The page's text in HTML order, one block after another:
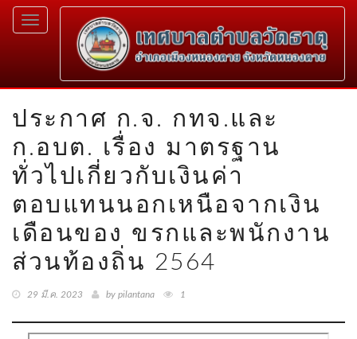
Toggle
navigation
ประกาศ ก.จ. กทจ.และ
ก.อบต. เรื่อง มาตรฐาน
ทั่วไปเกี่ยวกับเงินค่า
ตอบแทนนอกเหนือจากเงิน
เดือนของ ขรกและพนักงาน
ส่วนท้องถิ่น 2564
29 มี.ค. 2023 by pilantana 1